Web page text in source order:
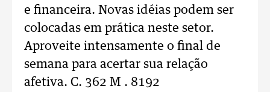
e financeira. Novas idéias podem ser
colocadas em prática neste setor.
Aproveite intensamente o final de
semana para acertar sua relação
afetiva. C. 362 M . 8192